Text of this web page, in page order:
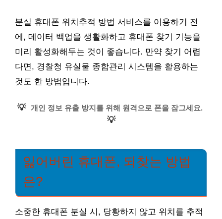
분실 휴대폰 위치추적 방법 서비스를 이용하기 전
에, 데이터 백업을 생활화하고 휴대폰 찾기 기능을
미리 활성화해두는 것이 좋습니다. 만약 찾기 어렵
다면, 경찰청 유실물 종합관리 시스템을 활용하는
것도 한 방법입니다.
💡 개인 정보 유출 방지를 위해 원격으로 폰을 잠그세요.
💡
잃어버린 휴대폰, 되찾는 방법
은?
소중한 휴대폰 분실 시, 당황하지 않고 위치를 추적